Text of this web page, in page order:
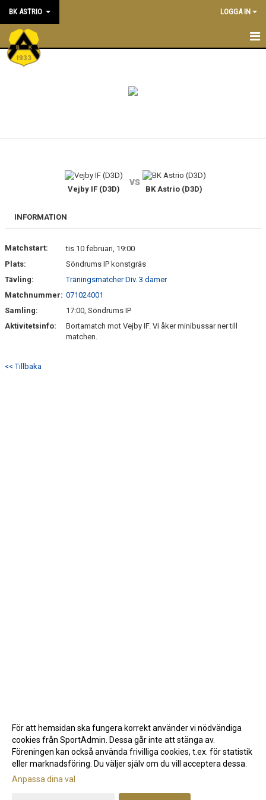
BK ASTRIO LOGGA IN
HEM
BLI MEDLEM
SÖNDRUMS IP
TRYGG I ASTRIO
Vejby IF (D3D)
vs
BK Astrio (D3D)
INFORMATION
Matchstart:
tis 10 februari, 19:00
Plats:
Söndrums IP konstgräs
Tävling:
Träningsmatcher Div. 3 damer
Matchnummer: 071024001
Samling:
17:00, Söndrums IP
Aktivitetsinfo:
Bortamatch mot Vejby IF. Vi åker minibussar ner till
matchen.
<< Tillbaka
Gå till Webbversion
För att hemsidan ska fungera korrekt använder vi nödvändiga
cookies från SportAdmin. Dessa går inte att stänga av.
Föreningen kan också använda frivilliga cookies, t.ex. för statistik
eller marknadsföring. Du väljer själv om du vill acceptera dessa.
Anpassa dina val